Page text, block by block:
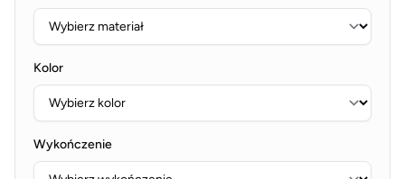
Kolor
Wykończenie